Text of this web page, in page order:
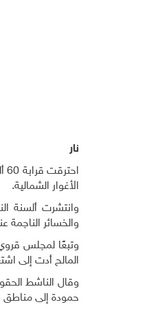
نار
الأغوار الشمالية.
وانتشرت ألسنة
والخسائر الناجمة
وتبعًا لمجلس
المالح أدت إلى
وقال الناشط
حمودة إلى